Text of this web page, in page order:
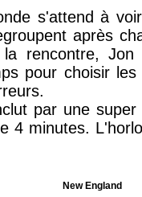
s'attend à
après
rencontre, Jon
pour choisir
par une
4 minutes.
New England